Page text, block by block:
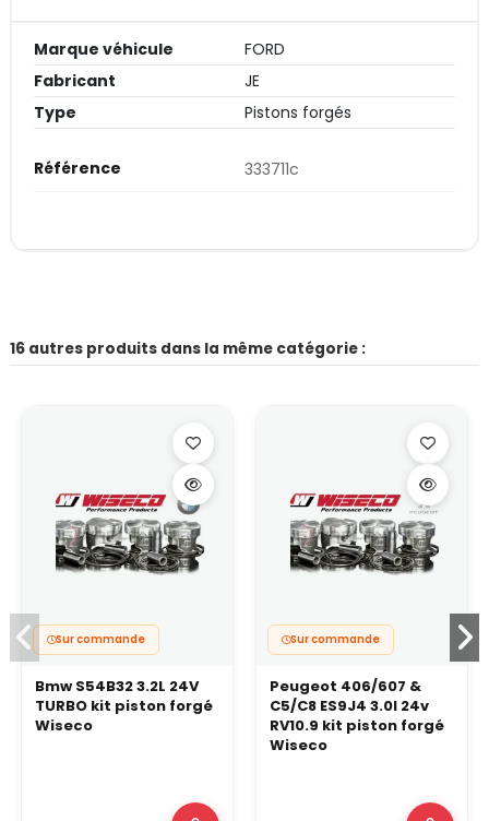
Marque véhicule
FORD
Fabricant
JE
Type
Pistons forgés
Référence 333711c
16 autres produits dans la même catégorie :
Sur commande
Bmw S54B32 3.2L 24V
TURBO kit piston forgé
Wiseco
Sur commande
Peugeot 406/607 &
C5/C8 ES9J4 3.0l 24v
RV10.9 kit piston forgé
Wiseco